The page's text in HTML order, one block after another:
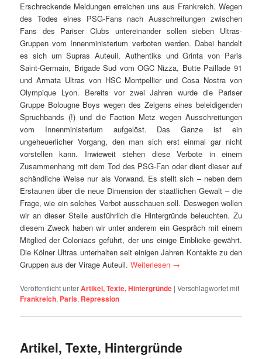
Erschreckende Meldungen erreichen uns aus Frankreich. Wegen
des Todes eines PSG-Fans nach Ausschreitungen zwischen
Fans des Pariser Clubs untereinander sollen sieben Ultras-
Gruppen vom Innenministerium verboten werden. Dabei handelt
es sich um Supras Auteuil, Authentiks und Grinta von Paris
Saint-Germain, Brigade Sud vom OGC Nizza, Butte Paillade 91
und Armata Ultras von HSC Montpellier und Cosa Nostra von
Olympique Lyon. Bereits vor zwei Jahren wurde die Pariser
Gruppe Bolougne Boys wegen des Zeigens eines beleidigenden
Spruchbands (!) und die Faction Metz wegen Ausschreitungen
vom Innenministerium aufgelöst. Das Ganze ist ein
ungeheuerlicher Vorgang, den man sich erst einmal gar nicht
vorstellen kann. Inwieweit stehen diese Verbote in einem
Zusammenhang mit dem Tod des PSG-Fan oder dient dieser auf
schändliche Weise nur als Vorwand. Es stellt sich – neben dem
Erstaunen über die neue Dimension der staatlichen Gewalt – die
Frage, wie ein solches Verbot ausschauen soll. Deswegen wollen
wir an dieser Stelle ausführlich die Hintergründe beleuchten. Zu
diesem Zweck haben wir unter anderem ein Gespräch mit einem
Mitglied der Coloniacs geführt, der uns einige Einblicke gewährt.
Die Kölner Ultras unterhalten seit einigen Jahren Kontakte zu den
Gruppen aus der Virage Auteuil.Weiterlesen →
Veröffentlicht unterArtikel, Texte, Hintergründe |Verschlagwortet mit
Frankreich, Paris, Repression
Artikel, Texte, Hintergründe